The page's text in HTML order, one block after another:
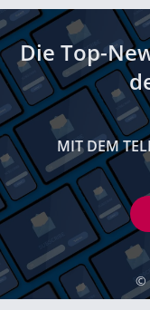
Die Top-
MIT DEM
©